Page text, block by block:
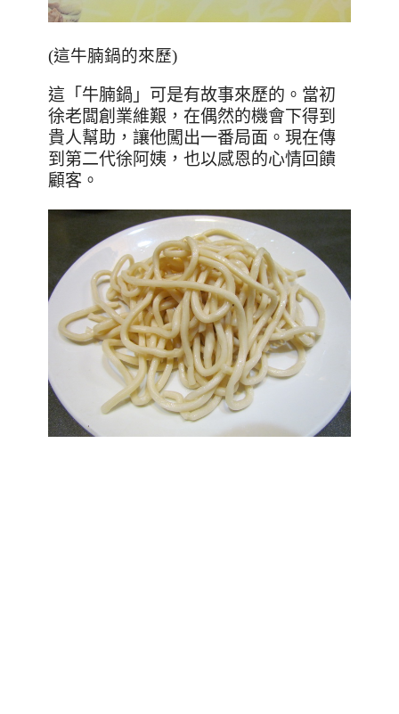
(這牛腩鍋的來歷)
這「牛腩鍋」可是有故事來歷的。當初
徐老闆創業維艱，在偶然的機會下得到
貴人幫助，讓他闖出一番局面。現在傳
到第二代徐阿姨，也以感恩的心情回饋
顧客。